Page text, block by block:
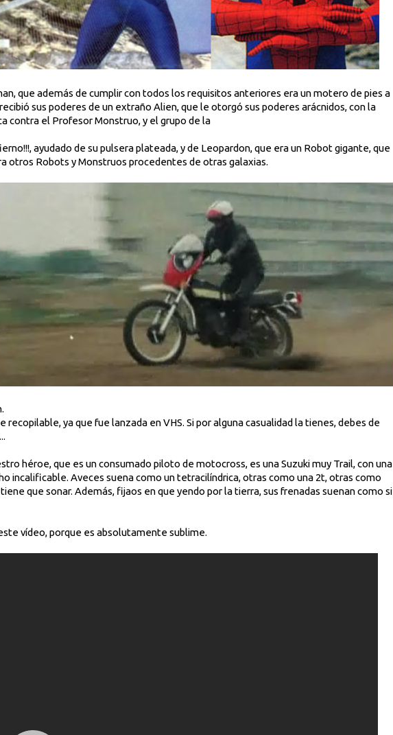
que además de cumplir con todos los requisitos anteriores era un motero de pies a
sus poderes de un extraño Alien, que le otorgó sus poderes arácnidos, con la
contra el Profesor Monstruo, y el grupo de la
ayudado de su pulsera plateada, y de Leopardon, que era un Robot gigante, que
otros Robots y Monstruos procedentes de otras galaxias.
ya que fue lanzada en VHS. Si por alguna casualidad la tienes, debes de
héroe, que es un consumado piloto de motocross, es una Suzuki muy Trail, con una
incalificable. Aveces suena como un tetracilíndrica, otras como una 2t, otras como
que sonar. Además, fijaos en que yendo por la tierra, sus frenadas suenan como si
vídeo, porque es absolutamente sublime.